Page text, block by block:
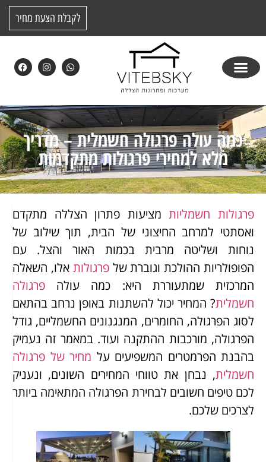
לקבלת הצעת מחיר
כמה עולה פרגולה חשמלית – מדריך
מלא למחירי פרגולות מתקדמות
פרגולות חשמליותמציעות פתרון הצללה מתקדם
ואסתטי למרחב החיצוני של הבית, תוך שילוב של
נוחות ושליטה מרבית בכמות האור והצל. עם
הפופולריות ההולכת וגוברת שלפרגולות אלו, השאלה
המרכזית שמתעוררת היא: כמה עולה פרגולה
חשמלית? המחיר יכול להשתנות באופן נרחב בהתאם
לסוג הפרגולה, החומרים, המנגנונים החשמליים, גודל
הפרגולה, מורכבות ההתקנה ועוד. במאמר זה נעמיק
בהבנת הפרמטרים המשפיעים על מחיר של פרגולה
חשמלית, נבחן את טווחי המחירים השונים, ונעניק
לכם טיפים חשובים לבחירת הפרגולה המתאימה ביותר
לצרכים שלכם.